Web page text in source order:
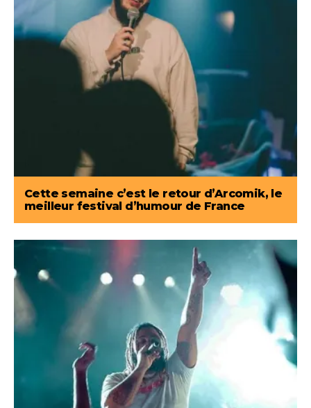
Cette semaine c’est le retour d’Arcomik, le
meilleur festival d’humour de France